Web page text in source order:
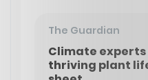
The Guardian
Climate
thriving plant